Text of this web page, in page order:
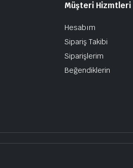
Müşteri Hizmtleri
Hesabım
Sipariş Takibi
Siparişlerim
Beğendiklerin